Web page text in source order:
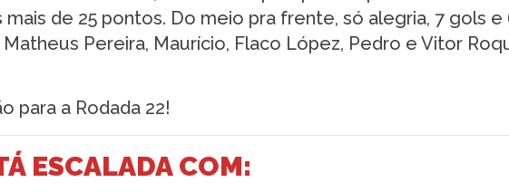
de 25 pontos. Do meio pra frente, só alegria, 7 gols e
Pereira, Maurício, Flaco López, Pedro e Vitor
para a Rodada 22!
ESCALADA COM: